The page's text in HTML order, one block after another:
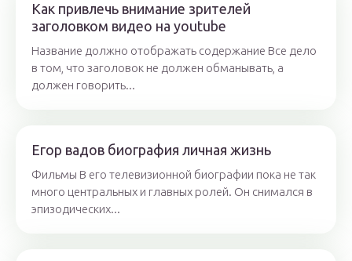
Как привлечь внимание зрителей
заголовком видео на youtube
Название должно отображать содержание Все дело
в том, что заголовок не должен обманывать, а
должен говорить...
Егор вадов биография личная жизнь
Фильмы В его телевизионной биографии пока не так
много центральных и главных ролей. Он снимался в
эпизодических...